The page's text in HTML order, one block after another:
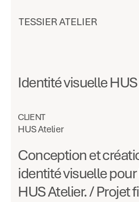
TESSIER ATELIER
Identité visuelle
CLIENT
HUS Atelier
Conception et
identité visuelle
HUS Atelier. / Projet